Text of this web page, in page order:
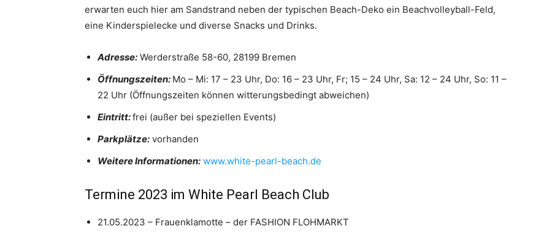
erwarten euch hier am Sandstrand neben der typischen Beach-Deko ein Beachvolleyball-Feld,
eine Kinderspielecke und diverse Snacks und Drinks.
Adresse: Werderstraße 58-60, 28199 Bremen
Öffnungszeiten: Mo – Mi: 17 – 23 Uhr, Do: 16 – 23 Uhr, Fr; 15 – 24 Uhr, Sa: 12 – 24 Uhr, So: 11 –
22 Uhr (Öffnungszeiten können witterungsbedingt abweichen)
Eintritt:frei (außer bei speziellen Events)
Parkplätze: vorhanden
Weitere Informationen: www.white-pearl-beach.de
Termine 2023 im White Pearl Beach Club
21.05.2023 – Frauenklamotte – der FASHION FLOHMARKT